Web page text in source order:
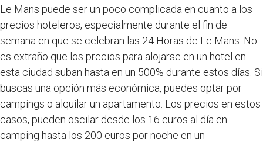
Le Mans puede ser un poco complicada en cuanto a los
precios hoteleros, especialmente durante el fin de
semana en que se celebran las 24 Horas de Le Mans. No
es extraño que los precios para alojarse en un hotel en
esta ciudad suban hasta en un 500% durante estos días. Si
buscas una opción más económica, puedes optar por
campings o alquilar un apartamento. Los precios en estos
casos, pueden oscilar desde los 16 euros al día en
camping hasta los 200 euros por noche en un